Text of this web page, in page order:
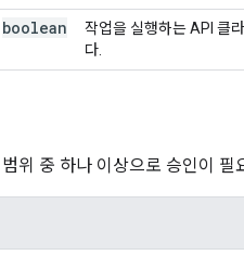
boolean
작업을 실행하는 API 클
다.
범위 중 하나 이상으로 승인이 필